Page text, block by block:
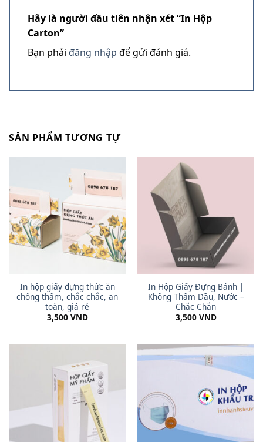
Hãy là người đầu tiên nhận xét “In Hộp
Carton”
Bạn phải đăng nhập để gửi đánh giá.
SẢN PHẨM TƯƠNG TỰ
In hộp giấy đựng thức ăn
chống thấm, chắc chắc, an
toàn, giá rẻ
3,500 VND
In Hộp Giấy Đựng Bánh |
Không Thấm Dầu, Nước –
Chắc Chắn
3,500 VND